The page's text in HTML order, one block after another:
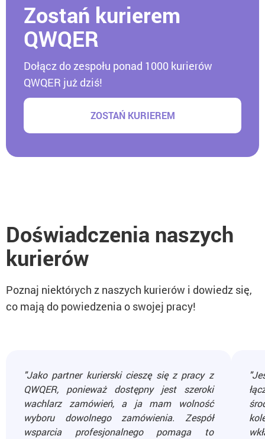
Zostań kurierem
QWQER
Dołącz do zespołu ponad 1000 kurierów
QWQER już dziś!
ZOSTAŃ KURIEREM
Doświadczenia naszych
kurierów
Poznaj niektórych z naszych kurierów i dowiedz się,
co mają do powiedzenia o swojej pracy!
"Jako partner kurierski cieszę się z pracy z
QWQER, ponieważ dostępny jest szeroki
wachlarz zamówień, a ja mam wolność
wyboru dowolnego zamówienia. Zespół
wsparcia profesjonalnego pomaga to